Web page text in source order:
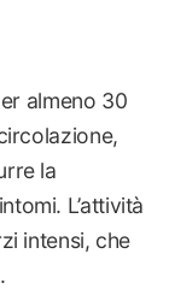
almeno 30
la
L’attività
intensi, che